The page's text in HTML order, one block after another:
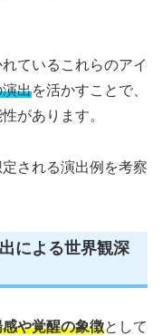
ているこれらのアイ
出を活かすことで、
があります。
される演出例を考察
による世界観深
や覚醒の象徴として